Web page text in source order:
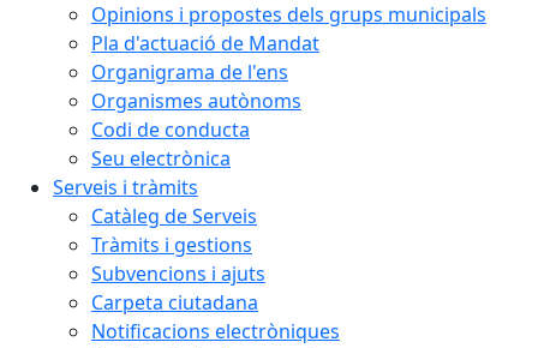
Opinions i propostes dels grups municipals
Pla d'actuació de Mandat
Organigrama de l'ens
Organismes autònoms
Codi de conducta
Seu electrònica
Serveis i tràmits
Catàleg de Serveis
Tràmits i gestions
Subvencions i ajuts
Carpeta ciutadana
Notificacions electròniques